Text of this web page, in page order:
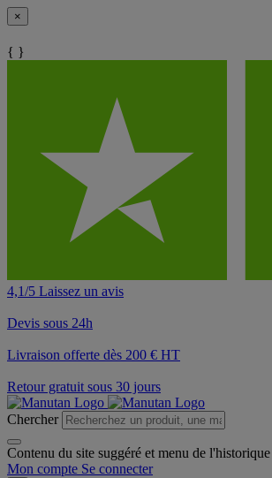
×
{ }
4,1/5 Laissez un avis
Devis sous 24h
Livraison offerte dès 200 € HT
Retour gratuit sous 30 jours
Chercher
Contenu du site suggéré et menu de l'historique
Mon compte Se connecter